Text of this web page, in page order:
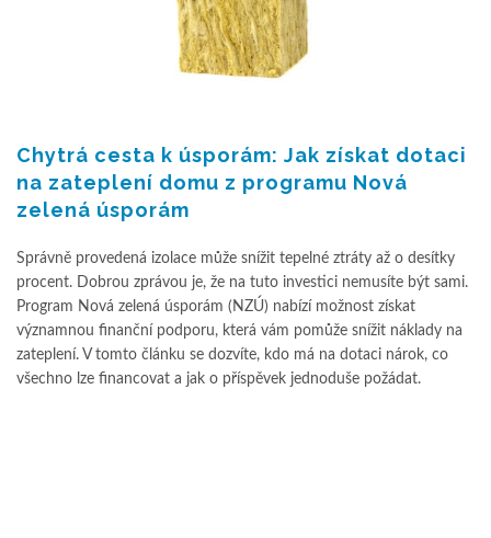
Chytrá cesta k úsporám: Jak získat dotaci
na zateplení domu z programu Nová
zelená úsporám
Správně provedená izolace může snížit tepelné ztráty až o desítky
procent. Dobrou zprávou je, že na tuto investici nemusíte být sami.
Program Nová zelená úsporám (NZÚ) nabízí možnost získat
významnou finanční podporu, která vám pomůže snížit náklady na
zateplení. V tomto článku se dozvíte, kdo má na dotaci nárok, co
všechno lze financovat a jak o příspěvek jednoduše požádat.